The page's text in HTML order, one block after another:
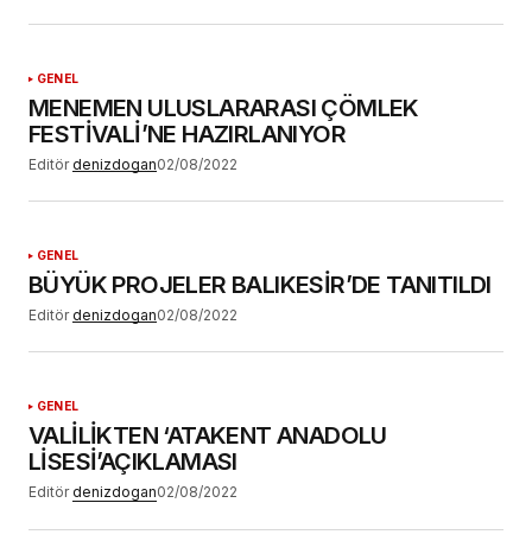
GENEL
MENEMEN ULUSLARARASI ÇÖMLEK
FESTİVALİ’NE HAZIRLANIYOR
Editör denizdogan02/08/2022
GENEL
BÜYÜK PROJELER BALIKESİR’DE TANITILDI
Editör denizdogan02/08/2022
GENEL
VALİLİKTEN ‘ATAKENT ANADOLU
LİSESİ’AÇIKLAMASI
Editör denizdogan02/08/2022